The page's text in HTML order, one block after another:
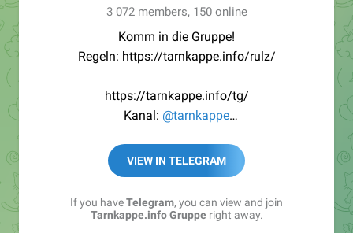
3 072 members, 150 online
Komm in die Gruppe!
Regeln: https://tarnkappe.info/rulz/
https://tarnkappe.info/tg/
Kanal: @tarnkappe
Best of:@bestoftarnkappe
Kochen: https://t.me/+WSW5F1VcmhliMjk6
VIEW IN TELEGRAM
If you haveTelegram, you can view and join
Tarnkappe.info Grupperight away.